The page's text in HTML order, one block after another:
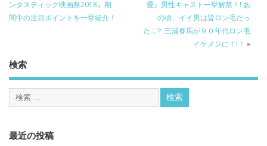
ンタスティック映画祭2018』期
間中の注目ポイントを一挙紹介！
愛』男性キャスト一挙解禁！! あ
の頃、イイ男は皆ロン毛だっ
た…？ 三浦春馬が９０年代ロン毛
イケメンに！!！ »
検索
最近の投稿